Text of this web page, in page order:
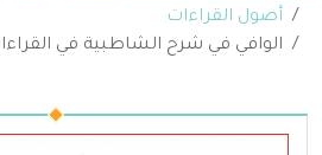
أصول القراءات
الوافي في شرح الشاطبية في